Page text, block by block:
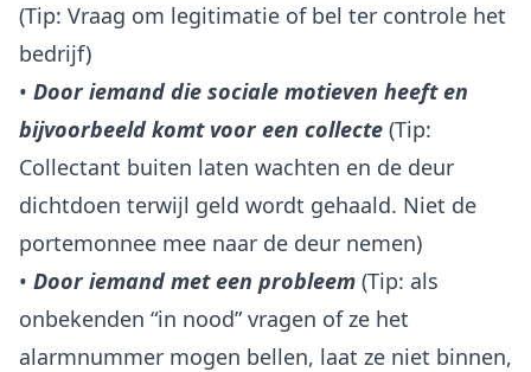
(Tip: Vraag om legitimatie of bel ter controle het
bedrijf)
• Door iemand die sociale motieven heeft en
bijvoorbeeld komt voor een collecte (Tip:
Collectant buiten laten wachten en de deur
dichtdoen terwijl geld wordt gehaald. Niet de
portemonnee mee naar de deur nemen)
• Door iemand met een probleem (Tip: als
onbekenden “in nood” vragen of ze het
alarmnummer mogen bellen, laat ze niet binnen,